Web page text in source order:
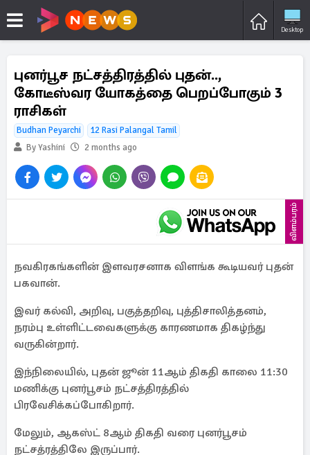
Desktop
புனர்பூச நட்சத்திரத்தில் புதன்..,
கோடீஸ்வர யோகத்தை பெறப்போகும் 3
ராசிகள்
Budhan Peyarchi
12 Rasi Palangal Tamil
By Yashini
2 months ago
விளம்பரம்
நவகிரகங்களின் இளவரசனாக விளங்க கூடியவர் புதன்
பகவான்.
இவர் கல்வி, அறிவு, பகுத்தறிவு, புத்திசாலித்தனம்,
நரம்பு உள்ளிட்டவைகளுக்கு காரணமாக திகழ்ந்து
வருகின்றார்.
இந்நிலையில், புதன் ஜூன் 11ஆம் திகதி காலை 11:30
மணிக்கு புனர்பூசம் நட்சத்திரத்தில்
பிரவேசிக்கப்போகிறார்.
மேலும், ஆகஸ்ட் 8ஆம் திகதி வரை புனர்பூசம்
நட்சத்ரத்திலே இருப்பார்.